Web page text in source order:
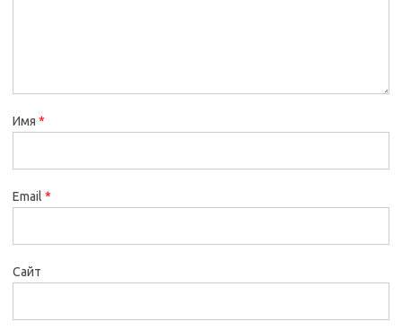
Имя *
Email *
Сайт